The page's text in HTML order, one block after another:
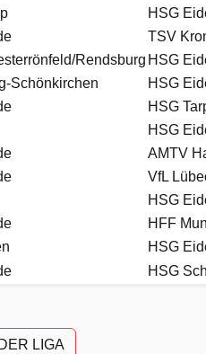
HSG
TSV
Rendsburg HSG
Schönkirchen HSG
HSG
HSG
AMTV
VfL
HSG
HFF
HSG
HSG
LIGA